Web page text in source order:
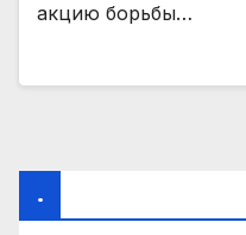
акцию борьбы…
.